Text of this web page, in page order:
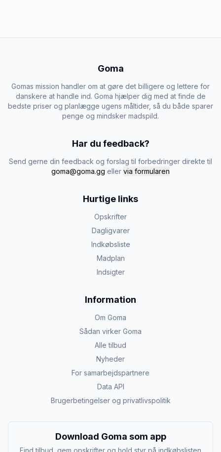
Goma
Gomas mission handler om at gøre det billigere og lettere for
danskere at handle ind. Goma hjælper dig med at finde de
bedste priser og planlægge ugens måltider, så du både sparer
penge og mindsker madspild.
Har du feedback?
Send gerne din feedback og forslag til forbedringer direkte til
goma@goma.gg eller via formularen
Hurtige links
Opskrifter
Dagligvarer
Indkøbsliste
Madplan
Indsigter
Information
Om Goma
Sådan virker Goma
Alle tilbud
Nyheder
For samarbejdspartnere
Data API
Brugerbetingelser og privatlivspolitik
Download Goma som app
Find tilbud, gem opskrifter og hold styr på indkøbslisten